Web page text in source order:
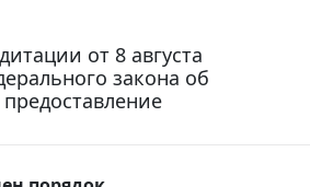
от 8 августа
закона об